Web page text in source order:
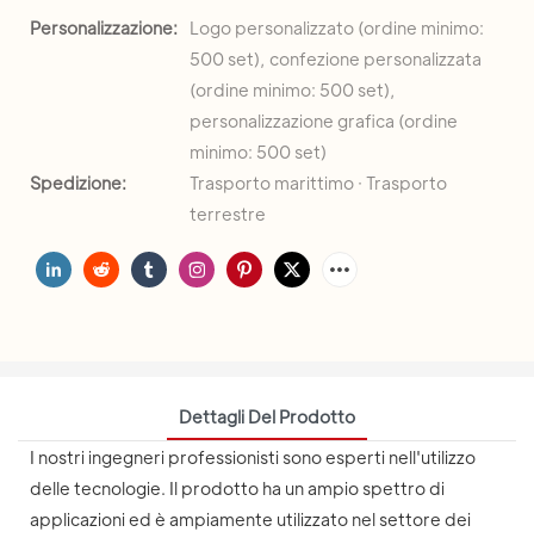
Personalizzazione:
Logo personalizzato (ordine minimo:
500 set), confezione personalizzata
(ordine minimo: 500 set),
personalizzazione grafica (ordine
minimo: 500 set)
Spedizione:
Trasporto marittimo · Trasporto
terrestre
Dettagli Del Prodotto
I nostri ingegneri professionisti sono esperti nell'utilizzo
delle tecnologie. Il prodotto ha un ampio spettro di
applicazioni ed è ampiamente utilizzato nel settore dei